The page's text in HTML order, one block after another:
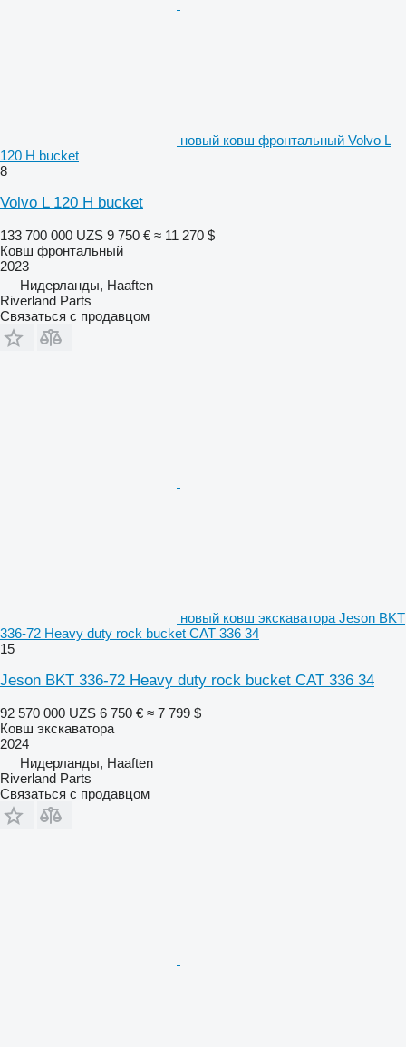
новый ковш фронтальный Volvo L
120 H bucket
8
Volvo L 120 H bucket
133 700 000 UZS 9 750 € ≈ 11 270 $
Ковш фронтальный
2023
Нидерланды, Haaften
Riverland Parts
Связаться с продавцом
новый ковш экскаватора Jeson BKT
336-72 Heavy duty rock bucket CAT 336 34
15
Jeson BKT 336-72 Heavy duty rock bucket CAT 336 34
92 570 000 UZS 6 750 € ≈ 7 799 $
Ковш экскаватора
2024
Нидерланды, Haaften
Riverland Parts
Связаться с продавцом